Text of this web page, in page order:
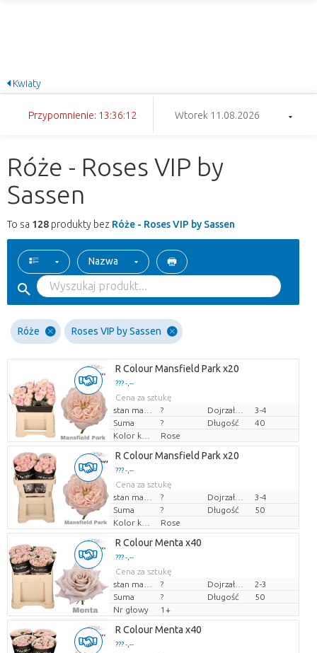
Kwiaty
Przypomnienie: 13:36:11 Wtorek 11.08.2026
Róże - Roses VIP by
Sassen
To sa 128 produkty bez Róże - Roses VIP by Sassen
Nazwa
Róże Roses VIP by Sassen
R Colour Mansfield Park x20
??? -,--
Cena za sztukę
?
3-4
Suma
? Długość
40
Kolor kwiatów
Rose
R Colour Mansfield Park x20
??? -,--
Cena za sztukę
?
3-4
Suma
? Długość
50
Kolor kwiatów
Rose
R Colour Menta x40
??? -,--
Cena za sztukę
?
2-3
Suma
? Długość
50
Nr głowy
1+
R Colour Menta x40
??? -,--